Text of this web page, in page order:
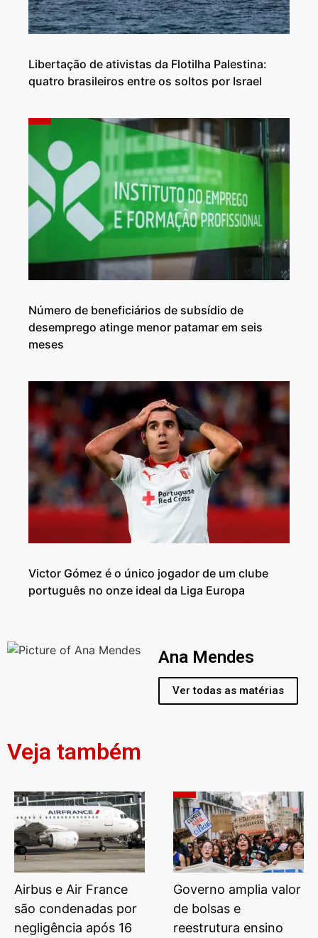
Libertação de ativistas da Flotilha Palestina:
quatro brasileiros entre os soltos por Israel
Número de beneficiários de subsídio de
desemprego atinge menor patamar em seis
meses
Victor Gómez é o único jogador de um clube
português no onze ideal da Liga Europa
Ana Mendes
Ver todas as matérias
Veja também
Airbus e Air France
são condenadas por
negligência após 16
Governo amplia valor
de bolsas e
reestrutura ensino